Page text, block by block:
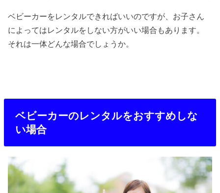
ベビーカーをレンタルできればいいのですが、お子さん
によってはレンタルをしない方がいい場合もあります。
それは一体どんな場合でしょうか。
ベビーカーのレンタルをおすすめしな
い場合